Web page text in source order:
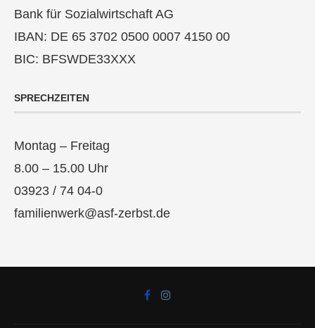
Bank für Sozialwirtschaft AG
IBAN: DE 65 3702 0500 0007 4150 00
BIC: BFSWDE33XXX
SPRECHZEITEN
Montag – Freitag
8.00 – 15.00 Uhr
03923 / 74 04-0
familienwerk@asf-zerbst.de